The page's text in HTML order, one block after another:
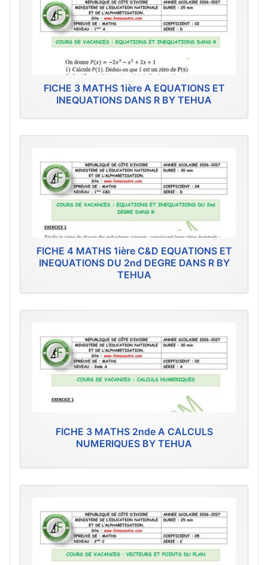
FICHE 3 MATHS 1ière A EQUATIONS ET
INEQUATIONS DANS R BY TEHUA
FICHE 4 MATHS 1ière C&D EQUATIONS ET
INEQUATIONS DU 2nd DEGRE DANS R BY
TEHUA
FICHE 3 MATHS 2nde A CALCULS
NUMERIQUES BY TEHUA